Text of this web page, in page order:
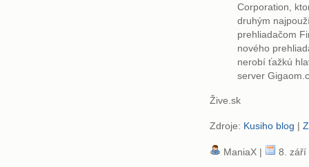
Corporation,
druhým
prehliadačom
nového
nerobí ťažkú
server
Žive.sk
Zdroje: Kusiho blog |
ManiaX | 8. září